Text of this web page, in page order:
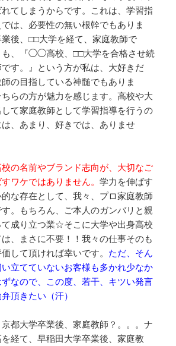
てしまうからです。これは、学習指
は、必要性の無い根幹でもありま
後、□□大学を経て、家庭教師で
も、『◯◯高校、□□大学を合格させ続
す。』という方が私は、大好きだ
の目指している神髄でもありま
らの方が魅力を感じます。高校や大
て家庭教師として学習指導を行うの
、あまり、好きでは、ありませ
の名前やブランド志向が、大切なご
ワケではありません。学力を伸ばす
な存在として、我々、プロ家庭教師
。もちろん、ご本人のガンバリと親
成り立つ業☆そこに大学や出身高校
、まさに不要！！我々の仕事そのも
して頂ければ幸いです。 ただ、そん
立てていないお客様も多かれ少なか
なので、この度、若干、キツい発言
頂きたい（汗）
都大学卒業後、家庭教師？。。。ナ
経て、早稲田大学卒業後、家庭教